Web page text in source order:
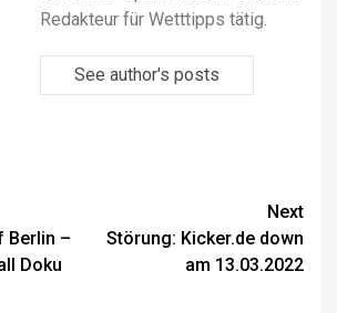
Redakteur für Wetttipps tätig.
See author's posts
Berlin –
Doku
Next
Störung: Kicker.de down
am 13.03.2022